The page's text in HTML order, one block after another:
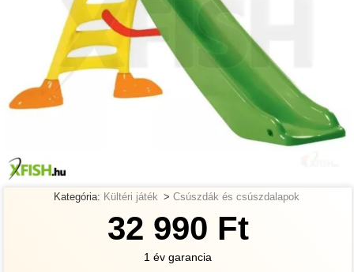
Kategória: Kültéri játék > Csúszdák és csúszdalapok
32 990 Ft
1 év garancia